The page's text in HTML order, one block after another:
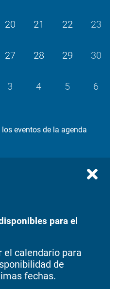
20 21 22 23
27 28 29 30
3 4 5 6
eventos de la agenda
para el
el calendario para
de
fechas.